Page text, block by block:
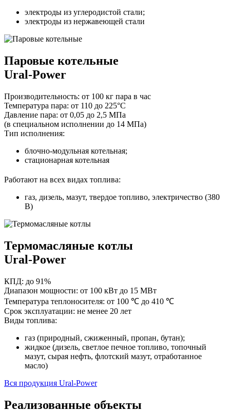
электроды из углеродистой стали;
электроды из нержавеющей стали
Паровые котельные
Ural-Power
Производительность: от 100 кг пара в час
Температура пара: от 110 до 225°C
Давление пара: от 0,05 до 2,5 МПа
(в специальном исполнении до 14 МПа)
Тип исполнения:
блочно-модульная котельная;
стационарная котельная
Работают на всех видах топлива:
газ, дизель, мазут, твердое топливо, электричество (380
В)
Термомасляные котлы
Ural-Power
КПД: до 91%
Диапазон мощности: от 100 кВт до 15 МВт
Температура теплоносителя: от 100 ℃ до 410 ℃
Срок эксплуатации: не менее 20 лет
Виды топлива:
газ (природный, сжиженный, пропан, бутан);
жидкое (дизель, светлое печное топливо, топочный
мазут, сырая нефть, флотский мазут, отработанное
масло)
Вся продукция Ural-Power
Реализованные объекты